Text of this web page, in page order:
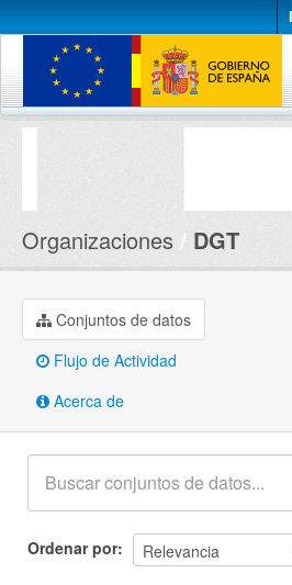
Conjuntos de datos
Organizaciones DGT
Conjuntos de datos
Flujo de Actividad
Acerca de
Ordenar por